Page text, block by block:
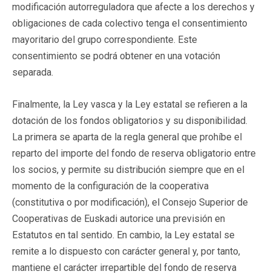
modificación autorreguladora que afecte a los derechos y
obligaciones de cada colectivo tenga el consentimiento
mayoritario del grupo correspondiente. Este
consentimiento se podrá obtener en una votación
separada.
Finalmente, la Ley vasca y la Ley estatal se refieren a la
dotación de los fondos obligatorios y su disponibilidad.
La primera se aparta de la regla general que prohíbe el
reparto del importe del fondo de reserva obligatorio entre
los socios, y permite su distribución siempre que en el
momento de la configuración de la cooperativa
(constitutiva o por modificación), el Consejo Superior de
Cooperativas de Euskadi autorice una previsión en
Estatutos en tal sentido. En cambio, la Ley estatal se
remite a lo dispuesto con carácter general y, por tanto,
mantiene el carácter irrepartible del fondo de reserva